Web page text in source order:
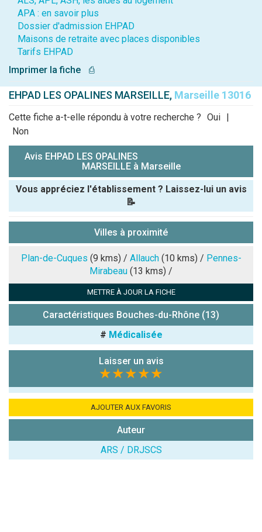
APA : en savoir plus
Dossier d'admission EHPAD
Maisons de retraite avec places disponibles
Tarifs EHPAD
Imprimer la fiche
⎙
EHPAD LES OPALINES MARSEILLE, Marseille 13016
Cette fiche a-t-elle répondu à votre recherche ? Oui |
Non
Avis EHPAD LES OPALINES
MARSEILLE à Marseille
Vous appréciez l'établissement ? Laissez-lui un avis
📝
Note que vous souhaitez attribuer :
Antispam -
chiffres) :
Avis sur
(En cliquant sur 'Valider', j'accepte que mon avis
Villes à proximité
Plan-de-Cuques (9 kms) / Allauch(10 kms) / Pennes-
Mirabeau (13 kms) /
METTRE À JOUR LA FICHE
Caractéristiques Bouches-du-Rhône (13)
# Médicalisée
Laisser un avis
★★★★★
AJOUTER AUX FAVORIS
Auteur
ARS / DRJSCS